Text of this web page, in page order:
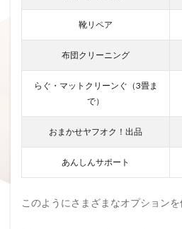
靴リペア
布団クリーニング
らぐ・マットクリーンぐ（3畳ま
で）
おまかせヤフオク！出品
あんしんサポート
このようにさまざまなオプションを